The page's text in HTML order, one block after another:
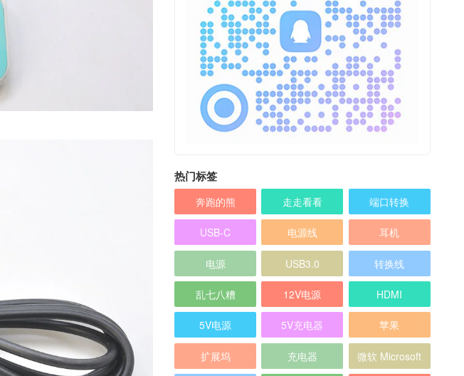
热门标签
奔跑的熊 走走看看 端口转换
USB-C 电源线 耳机
电源 USB3.0 转换线
乱七八糟 12V电源 HDMI
5V电源 5V充电器 苹果
扩展坞 充电器 微软 Microsoft